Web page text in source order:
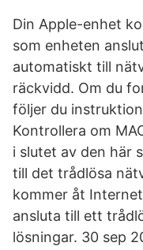
Din Apple-enhet
som enheten
automatiskt till
räckvidd. Om du
följer du
Kontrollera om
i slutet av den här
till det trådlösa
kommer åt
ansluta till ett
lösningar. 30 sep